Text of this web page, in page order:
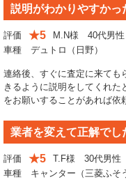
説明がわかりやすかっ
評価 ★5
M.N様 40代男性
車種 デュトロ（日野）
連絡後、すぐに査定に来ても
きるように説明をしてくれた
をお願いすることがあれば依
業者を変えて正解でし
評価 ★5
T.F様 30代男性
車種 キャンター（三菱ふそ